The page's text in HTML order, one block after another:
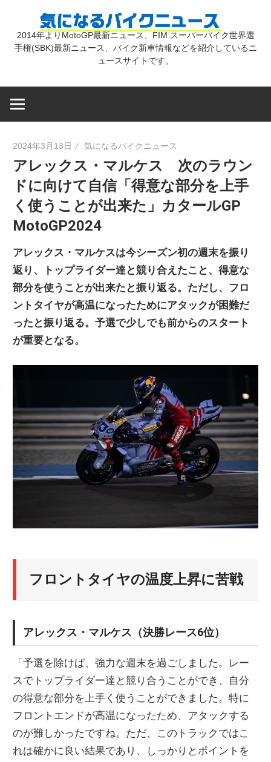
気
バ
イ
ク
ニ
ュ
ー
ス
2014年よりMotoGP最新ニュース、FIM スーパーバイク世界選
手権(SBK)最新ニュース、バイク新車情報などを紹介しているニ
ュースサイトです。
2024年3月13日 気になるバイクニュース
アレックス・マルケス 次のラウン
ドに向けて自信「得意な部分を上手
く使うことが出来た」カタールGP
MotoGP2024
アレックス・マルケスは今シーズン初の週末を振り
返り、トップライダー達と競り合えたこと、得意な
部分を使うことが出来たと振り返る。ただし、フロ
ントタイヤが高温になったためにアタックが困難だ
ったと振り返る。予選で少しでも前からのスタート
が重要となる。
フロントタイヤの温度上昇に苦戦
アレックス・マルケス（決勝レース6位）
「予選を除けば、強力な週末を過ごしました。レー
スでトップライダー達と競り合うことができ、自分
の得意な部分を上手く使うことができました。特に
フロントエンドが高温になったため、アタックする
のが難しかったですね。ただ、このトラックではこ
れは確かに良い結果であり、しっかりとポイントを